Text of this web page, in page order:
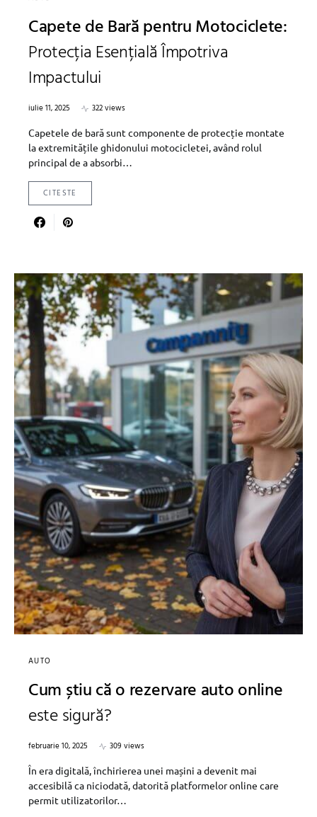
Capete de Bară pentru Motociclete:
Protecția Esențială Împotriva
Impactului
iulie 11, 2025
322 views
Capetele de bară sunt componente de protecție montate
la extremitățile ghidonului motocicletei, având rolul
principal de a absorbi…
CITESTE
AUTO
Cum știu că o rezervare auto online
este sigură?
februarie 10, 2025
309 views
În era digitală, închirierea unei mașini a devenit mai
accesibilă ca niciodată, datorită platformelor online care
permit utilizatorilor…